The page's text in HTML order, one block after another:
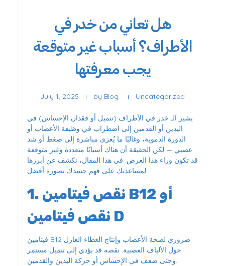
هل تعاني من خدر في
الأطراف؟ أسباب غير متوقعة
يجب معرفتها
July 1, 2025 by Blog Uncategorized
يشير الـ خدر في الأطراف (تنميل أو فقدان الإحساس) في
اليدين أو القدمين إلى اضطراب في وظيفة الأعصاب أو
الدورة الدموية، وغالبًا ما يُعزى مباشرة إلى ضغط أو شد
عصبي — لكن الحقيقة أن هناك أسبابًا متعددة وغير متوقعة
قد تكون وراء هذا العرض. في هذا المقال، نكشف عن أبرزها
لمساعدتك على فهم جسدك بصورة أفضل.
1. نقص فيتامين B12 أو
نقص فيتامين D
فيتامين B12 ضروري لصحة الأعصاب وإنتاج الغطاء العازل
حول الألياف العصبية. نقصه قد يؤدي إلى تنميل مستمر
وحتى ضعف في الإحساس أو حركة اليدين والقدمين.